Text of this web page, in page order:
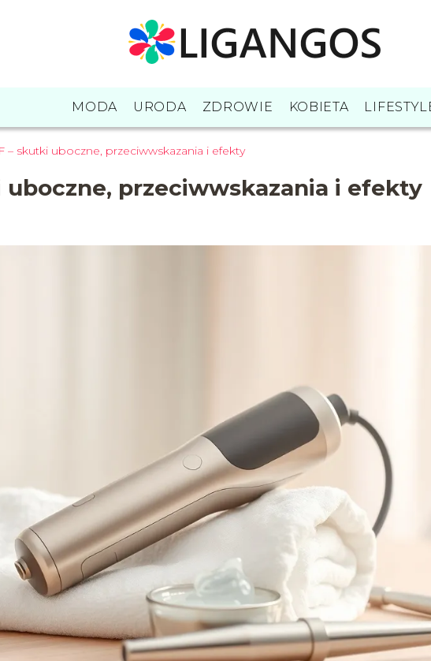
MODA URODA ZDROWIE KOBIETA
– skutki uboczne, przeciwwskazania i efekty
uboczne, przeciwwskazania i efekty